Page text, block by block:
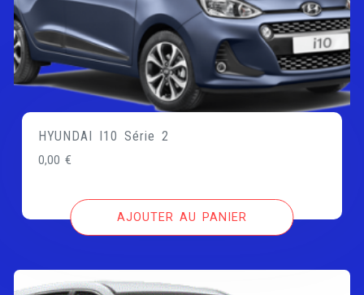
HYUNDAI I10 Série 2
0,00€
AJOUTER AU PANIER